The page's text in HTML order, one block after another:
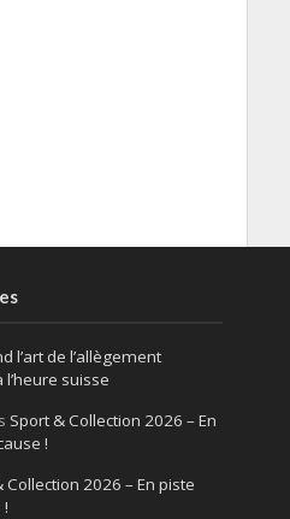
l’art de l’allègement
suisse
Sport & Collection 2026 – En
!
Collection 2026 – En piste